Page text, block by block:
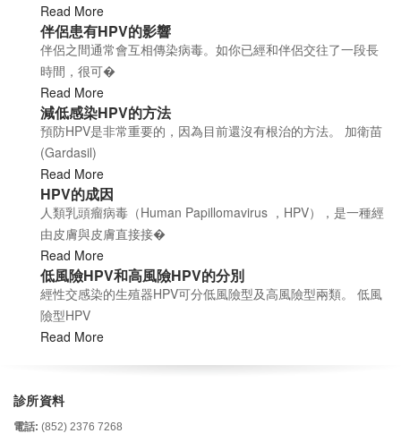
Read More
伴侶患有HPV的影響
伴侶之間通常會互相傳染病毒。如你已經和伴侶交往了一段長
時間，很可�
Read More
減低感染HPV的方法
預防HPV是非常重要的，因為目前還沒有根治的方法。 加衛苗
(Gardasil)
Read More
HPV的成因
人類乳頭瘤病毒（Human Papillomavirus ，HPV），是一種經
由皮膚與皮膚直接接�
Read More
低風險HPV和高風險HPV的分別
經性交感染的生殖器HPV可分低風險型及高風險型兩類。 低風
險型HPV
Read More
診所資料
電話: (852) 2376 7268